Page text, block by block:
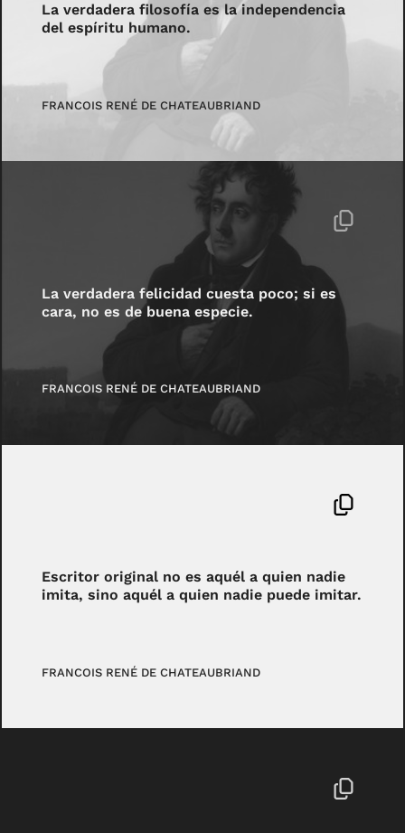
La verdadera filosofía es la independencia
del espíritu humano.
FRANCOIS RENÉ DE CHATEAUBRIAND
La verdadera felicidad cuesta poco; si es
cara, no es de buena especie.
FRANCOIS RENÉ DE CHATEAUBRIAND
Escritor original no es aquél a quien nadie
imita, sino aquél a quien nadie puede imitar.
FRANCOIS RENÉ DE CHATEAUBRIAND